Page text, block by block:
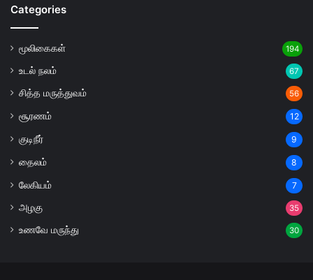
Categories
மூலிகைகள் 194
உடல் நலம் 67
சித்த மருத்துவம் 56
சூரணம் 12
குடிநீர் 9
தைலம் 8
லேகியம் 7
அழகு 35
உணவே மருந்து 30